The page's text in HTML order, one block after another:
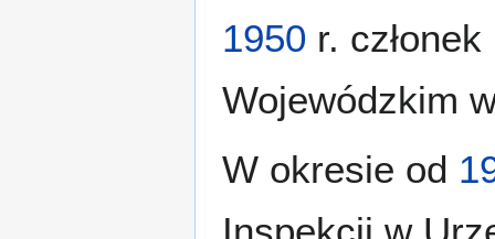
1950 r.
Wojewódzkim
W okresie od